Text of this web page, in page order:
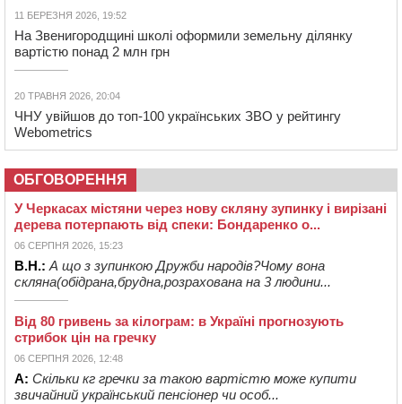
11 БЕРЕЗНЯ 2026, 19:52
На Звенигородщині школі оформили земельну ділянку
вартістю понад 2 млн грн
20 ТРАВНЯ 2026, 20:04
ЧНУ увійшов до топ-100 українських ЗВО у рейтингу
Webometrics
ОБГОВОРЕННЯ
У Черкасах містяни через нову скляну зупинку і вирізані
дерева потерпають від спеки: Бондаренко о...
06 СЕРПНЯ 2026, 15:23
В.Н.: А що з зупинкою Дружби народів?Чому вона
скляна(обідрана,брудна,розрахована на 3 людини...
Від 80 гривень за кілограм: в Україні прогнозують
стрибок цін на гречку
06 СЕРПНЯ 2026, 12:48
А: Скільки кг гречки за такою вартістю може купити
звичайний український пенсіонер чи особ...